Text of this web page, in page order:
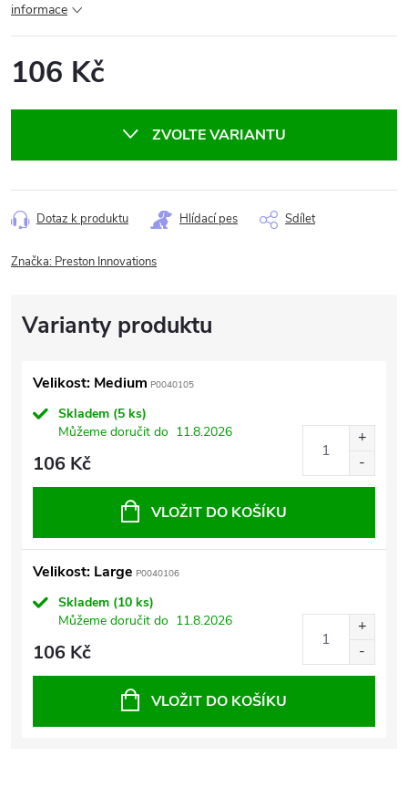
informace
106 Kč
ZVOLTE VARIANTU
Dotaz k produktu Hlídací pes Sdílet
Značka: Preston Innovations
Velikost: Medium P0040105
Skladem (5 ks)
Můžeme doručit do 11.8.2026
106 Kč
VLOŽIT DO KOŠÍKU
Velikost: Large P0040106
Skladem (10 ks)
Můžeme doručit do 11.8.2026
106 Kč
VLOŽIT DO KOŠÍKU